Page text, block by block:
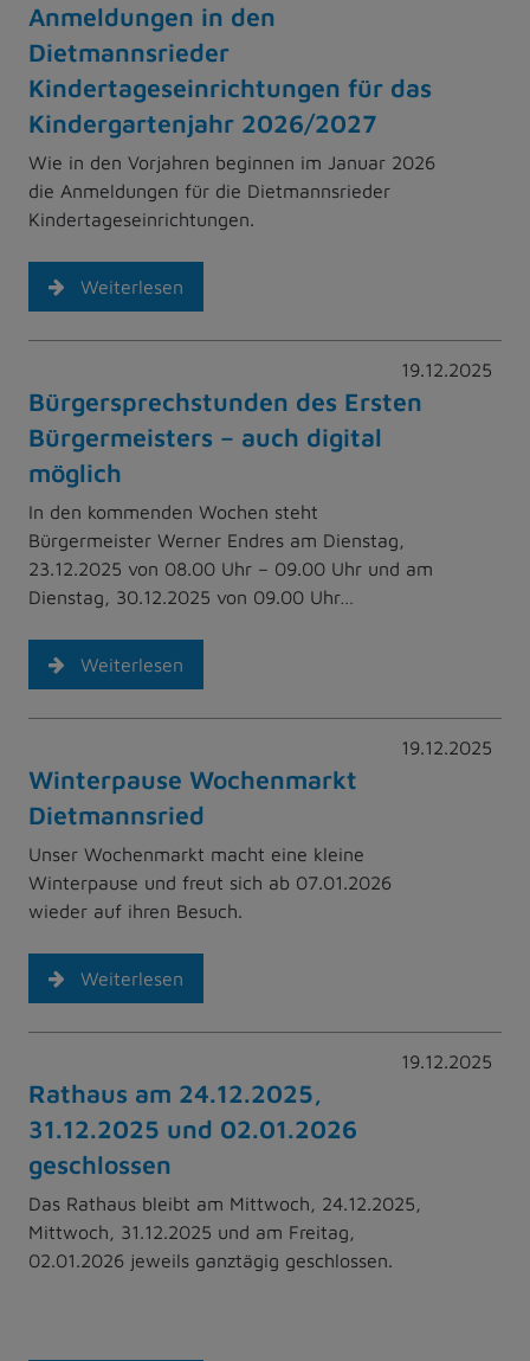
Anmeldungen in den
Dietmannsrieder
Kindertageseinrichtungen für das
Kindergartenjahr 2026/2027
Wie in den Vorjahren beginnen im Januar 2026
die Anmeldungen für die Dietmannsrieder
Kindertageseinrichtungen.
Weiterlesen
19.12.2025
Bürgersprechstunden des Ersten
Bürgermeisters – auch digital
möglich
In den kommenden Wochen steht
Bürgermeister Werner Endres am Dienstag,
23.12.2025 von 08.00 Uhr – 09.00 Uhr und am
Dienstag, 30.12.2025 von 09.00 Uhr…
Weiterlesen
19.12.2025
Winterpause Wochenmarkt
Dietmannsried
Unser Wochenmarkt macht eine kleine
Winterpause und freut sich ab 07.01.2026
wieder auf ihren Besuch.
Weiterlesen
19.12.2025
Rathaus am 24.12.2025,
31.12.2025 und 02.01.2026
geschlossen
Das Rathaus bleibt am Mittwoch, 24.12.2025,
Mittwoch, 31.12.2025 und am Freitag,
02.01.2026 jeweils ganztägig geschlossen.